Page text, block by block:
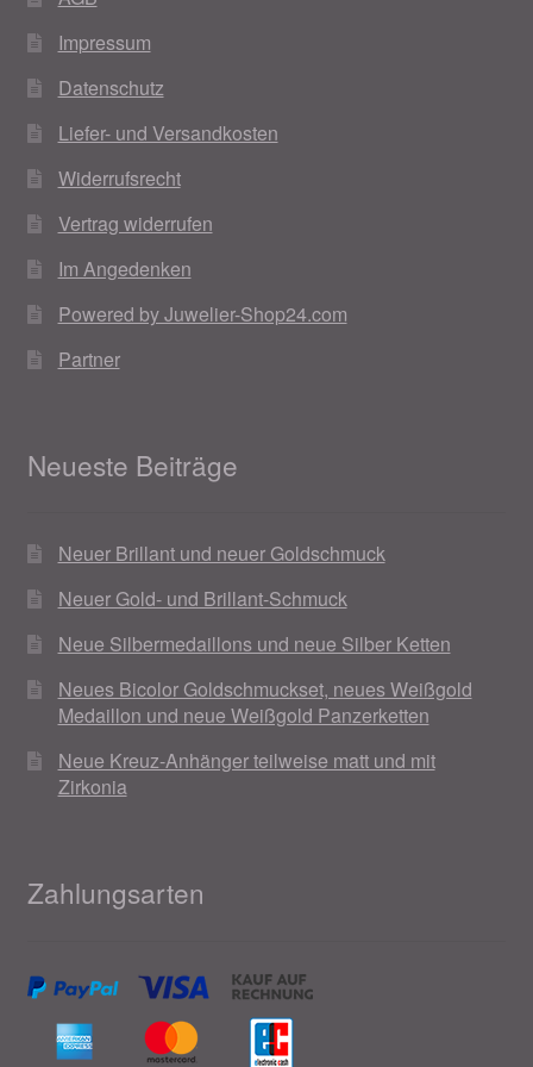
Impressum
Datenschutz
Liefer- und Versandkosten
Widerrufsrecht
Vertrag widerrufen
Im Angedenken
Powered by Juwelier-Shop24.com
Partner
Neueste Beiträge
Neuer Brillant und neuer Goldschmuck
Neuer Gold- und Brillant-Schmuck
Neue Silbermedaillons und neue Silber Ketten
Neues Bicolor Goldschmuckset, neues Weißgold
Medaillon und neue Weißgold Panzerketten
Neue Kreuz-Anhänger teilweise matt und mit
Zirkonia
Zahlungsarten